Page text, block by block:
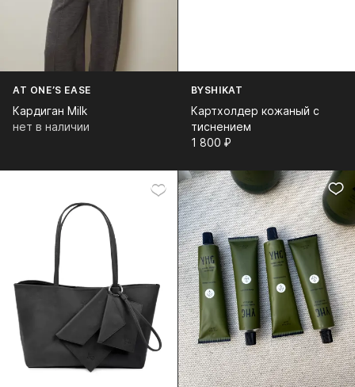
AT ONE’S EASE
Кардиган Milk
нет в наличии
BYSHIKAT
Картхолдер кожаный с
тиснением
1 800⁠ ⁠₽